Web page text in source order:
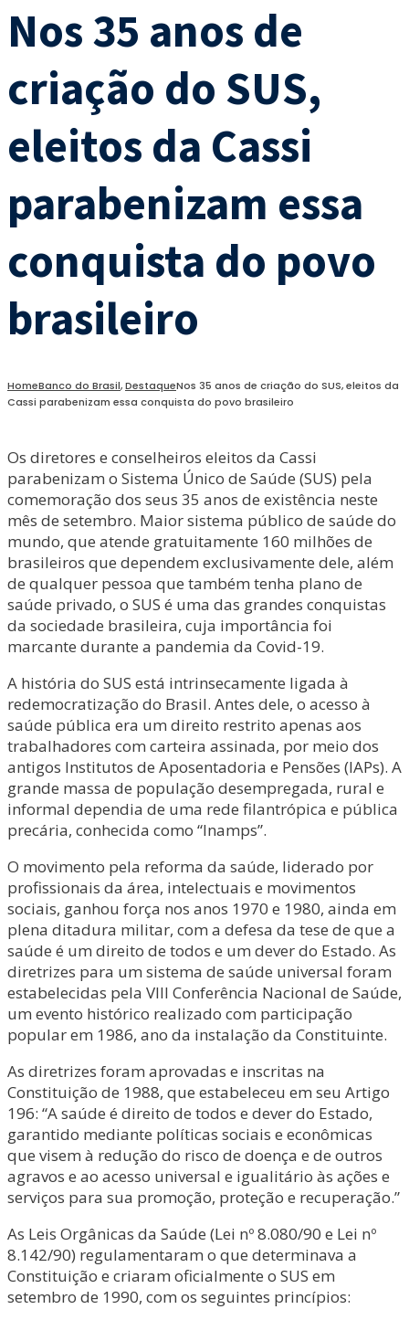
Nos 35 anos de
criação do SUS,
eleitos da Cassi
parabenizam essa
conquista do povo
brasileiro
HomeBanco do Brasil,DestaqueNos 35 anos de criação do SUS, eleitos da
Cassi parabenizam essa conquista do povo brasileiro
Os diretores e conselheiros eleitos da Cassi
parabenizam o Sistema Único de Saúde (SUS) pela
comemoração dos seus 35 anos de existência neste
mês de setembro. Maior sistema público de saúde do
mundo, que atende gratuitamente 160 milhões de
brasileiros que dependem exclusivamente dele, além
de qualquer pessoa que também tenha plano de
saúde privado, o SUS é uma das grandes conquistas
da sociedade brasileira, cuja importância foi
marcante durante a pandemia da Covid-19.
A história do SUS está intrinsecamente ligada à
redemocratização do Brasil. Antes dele, o acesso à
saúde pública era um direito restrito apenas aos
trabalhadores com carteira assinada, por meio dos
antigos Institutos de Aposentadoria e Pensões (IAPs). A
grande massa de população desempregada, rural e
informal dependia de uma rede filantrópica e pública
precária, conhecida como “Inamps”.
O movimento pela reforma da saúde, liderado por
profissionais da área, intelectuais e movimentos
sociais, ganhou força nos anos 1970 e 1980, ainda em
plena ditadura militar, com a defesa da tese de que a
saúde é um direito de todos e um dever do Estado. As
diretrizes para um sistema de saúde universal foram
estabelecidas pela VIII Conferência Nacional de Saúde,
um evento histórico realizado com participação
popular em 1986, ano da instalação da Constituinte.
As diretrizes foram aprovadas e inscritas na
Constituição de 1988, que estabeleceu em seu Artigo
196: “A saúde é direito de todos e dever do Estado,
garantido mediante políticas sociais e econômicas
que visem à redução do risco de doença e de outros
agravos e ao acesso universal e igualitário às ações e
serviços para sua promoção, proteção e recuperação.”
As Leis Orgânicas da Saúde (Lei nº 8.080/90 e Lei nº
8.142/90) regulamentaram o que determinava a
Constituição e criaram oficialmente o SUS em
setembro de 1990, com os seguintes princípios: